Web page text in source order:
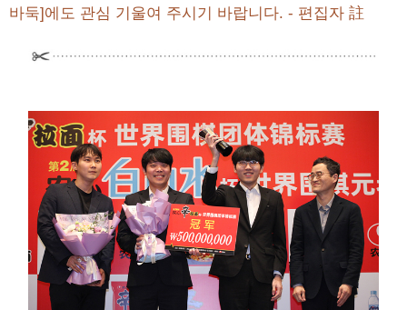
바둑]에도 관심 기울여 주시기 바랍니다. - 편집자 註